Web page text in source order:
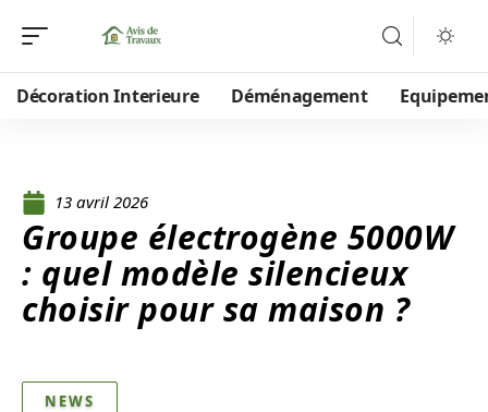
Décoration Interieure Déménagement
13 avril 2026
Groupe électrogène 5000W
: quel modèle silencieux
choisir pour sa maison ?
NEWS